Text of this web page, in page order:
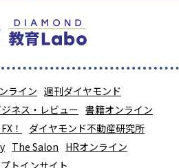
ライン 週刊ダイヤモンド
ネス・レビュー 書籍オンライン
！
ダイヤモンド不動産研究所
The Salon HRオンライン
トインサイト